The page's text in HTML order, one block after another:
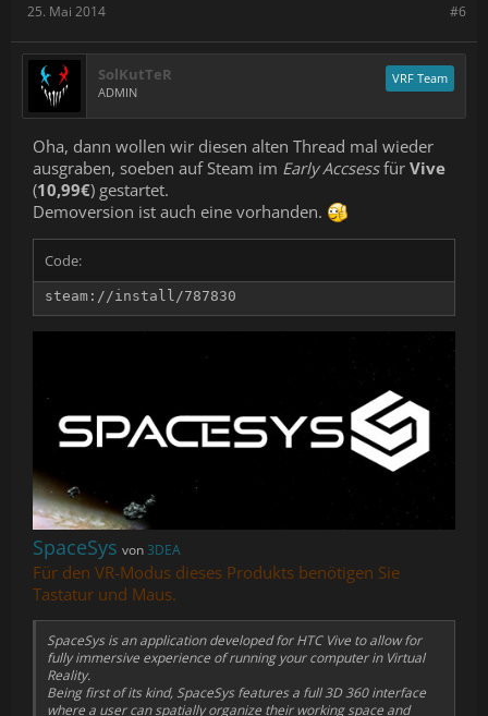
#6
25. Mai 2014
SolKutTeR
ADMIN
VRF Team
Oha, dann wollen wir diesen alten Thread mal wieder
ausgraben, soeben auf Steam im Early Accsessfür Vive
(10,99€) gestartet.
Demoversion ist auch eine vorhanden.
Code:
steam://install/787830
SpaceSys von3DEA
Für den VR-Modus dieses Produkts benötigen Sie
Tastatur und Maus.
SpaceSys is an application developed for HTC Vive to allow for
fully immersive experience of running your computer in Virtual
Reality.
Being first of its kind, SpaceSys features a full 3D 360 interface
where a user can spatially organize their working space and